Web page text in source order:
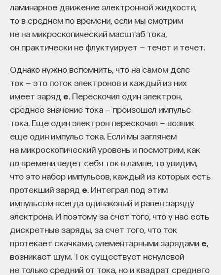
ламинарное движение электронной жидкости,
то в среднем по времени, если мы смотрим
не на микроскопический масштаб тока,
он практически не флуктуирует — течет и течет.
Однако нужно вспомнить, что на самом деле
ток — это поток электронов и каждый из них
имеет заряд e . Перескочил один электрон,
среднее значение тока — произошел импульс
тока. Еще один электрон перескочил — возник
еще один импульс тока. Если мы заглянем
на микроскопический уровень и посмотрим, как
по времени ведет себя ток в лампе, то увидим,
что это набор импульсов, каждый из которых есть
протекший заряд e . Интеграл под этим
импульсом всегда одинаковый и равен заряду
электрона. И поэтому за счет того, что у нас есть
дискретные заряды, за счет того, что ток
протекает скачками, элементарными зарядами e
возникает шум. Ток существует ненулевой
не только средний от тока, но и квадрат среднего
записавшисьна курс «Наука сна: как управлять
своим сном».
Пройдя этот курс, вы научитесь:
во сне
— Заботиться о качестве своего сна
— Определять, какими способами можно
улучшить свой сон
— Использовать когнитивно-поведенческую
терапию и другие подходы при нарушениях
сна
Автор курса:
Михаил Полуэктов — врач-
сомнолог, доцент кафедры нервных
болезней и нейрохирургии Первого МГМУ
им. И. М. Сеченова, заведующий отделением
медицины сна университетской клинической
больницы № 3.